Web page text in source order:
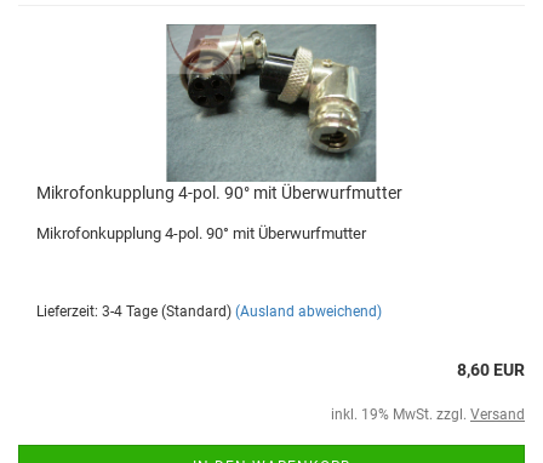
Mikrofonkupplung 4-pol. 90° mit Überwurfmutter
Mikrofonkupplung 4-pol. 90° mit Überwurfmutter
Lieferzeit: 3-4 Tage (Standard) (Ausland abweichend)
8,60 EUR
inkl. 19% MwSt. zzgl. Versand